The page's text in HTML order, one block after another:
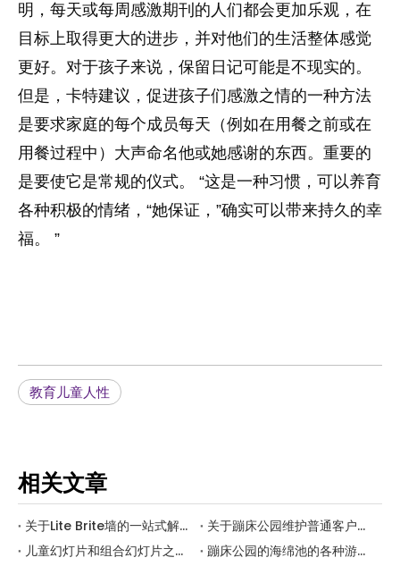
明，每天或每周感激期刊的人们都会更加乐观，在
目标上取得更大的进步，并对他们的生活整体感觉
更好。对于孩子来说，保留日记可能是不现实的。
但是，卡特建议，促进孩子们感激之情的一种方法
是要求家庭的每个成员每天（例如在用餐之前或在
用餐过程中）大声命名他或她感谢的东西。重要的
是要使它是常规的仪式。 “这是一种习惯，可以养育
各种积极的情绪，“她保证，”确实可以带来持久的幸
福。 ”
教育儿童人性
相关文章
关于Lite Brite墙的一站式解决方案
关于蹦床公园维护普通客户的技巧
儿童幻灯片和组合幻灯片之间有什么区别？
蹦床公园的海绵池的各种游戏玩法